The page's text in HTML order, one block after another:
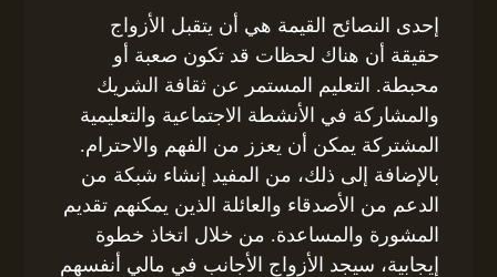
إحدى النصائح القيمة هي أن يتقبل الأزواج
حقيقة أن هناك لحظات قد تكون صعبة أو
محبطة. التعليم المستمر عن ثقافة الشريك
والمشاركة في الأنشطة الاجتماعية والتعليمية
المشتركة يمكن أن يعزز من الفهم والاحترام.
بالإضافة إلى ذلك، من المفيد إنشاء شبكة من
الدعم من الأصدقاء والعائلة الذين يمكنهم تقديم
المشورة والمساعدة. من خلال اتخاذ خطوة
إيجابية، سيجد الأزواج الأجانب في مالي أنفسهم